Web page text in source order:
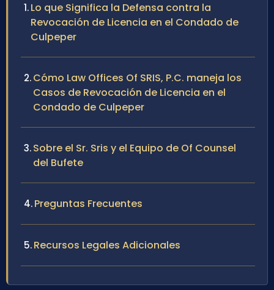
Lo que Significa la Defensa contra la
Revocación de Licencia en el Condado de
Culpeper
Cómo Law Offices Of SRIS, P.C. maneja los
Casos de Revocación de Licencia en el
Condado de Culpeper
Sobre el Sr. Sris y el Equipo de Of Counsel
del Bufete
Preguntas Frecuentes
Recursos Legales Adicionales